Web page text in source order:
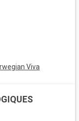
Viva